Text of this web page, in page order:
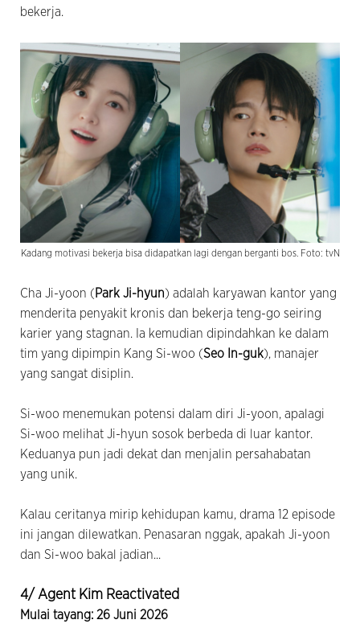
bekerja.
Kadang motivasi bekerja bisa didapatkan lagi dengan berganti bos. Foto: tvN
Cha Ji-yoon (Park Ji-hyun) adalah karyawan kantor yang
menderita penyakit kronis dan bekerja teng-go seiring
karier yang stagnan. Ia kemudian dipindahkan ke dalam
tim yang dipimpin Kang Si-woo (Seo In-guk), manajer
yang sangat disiplin.
Si-woo menemukan potensi dalam diri Ji-yoon, apalagi
Si-woo melihat Ji-hyun sosok berbeda di luar kantor.
Keduanya pun jadi dekat dan menjalin persahabatan
yang unik.
Kalau ceritanya mirip kehidupan kamu, drama 12 episode
ini jangan dilewatkan. Penasaran nggak, apakah Ji-yoon
dan Si-woo bakal jadian...
4/ Agent Kim Reactivated
Mulai tayang: 26 Juni 2026